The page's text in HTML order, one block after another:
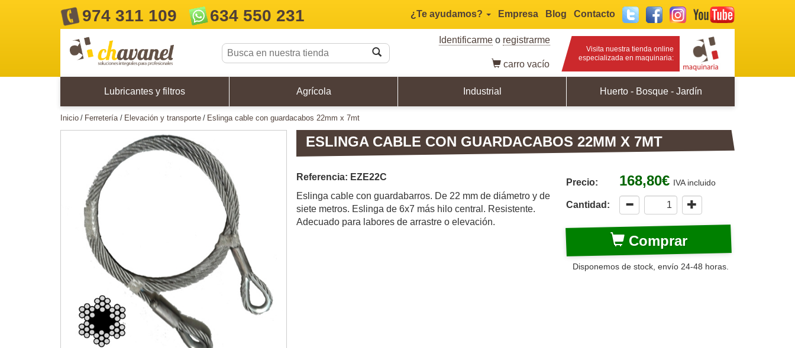
974 311 109 634 550 231 ¿Te ayudamos? Empresa Blog Contacto Twitter FacebookInstagram
Identificarmeo registrarme
carro vacío
Visita nuestra tienda online
especializada en maquinaria:
Lubricantes y filtros Agrícola Industrial Huerto - Bosque - Jardín
inicio ferretería elevación y transporte eslinga cable con guardacabos 22mm x 7mt
ESLINGA CABLE CON GUARDACABOS 22MM X 7MT
Precio: 168,80€ IVA incluido
Cantidad:
Comprar
Disponemos de stock, envío 24-48 horas.
Referencia: EZE22C
Eslinga cable con guardabarros. De 22 mm de diámetro y de
siete metros. Eslinga de 6x7 más hilo central. Resistente.
Adecuado para labores de arrastre o elevación.